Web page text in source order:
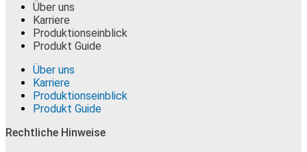
Über uns
Karriere
Produktionseinblick
Produkt Guide
Über uns
Karriere
Produktionseinblick
Produkt Guide
Rechtliche Hinweise